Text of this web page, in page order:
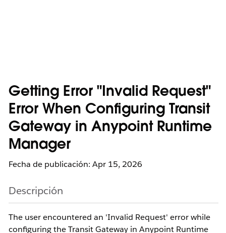
Getting Error "Invalid Request"
Error When Configuring Transit
Gateway in Anypoint Runtime
Manager
Fecha de publicación: Apr 15, 2026
Descripción
The user encountered an 'Invalid Request' error while
configuring the Transit Gateway in Anypoint Runtime